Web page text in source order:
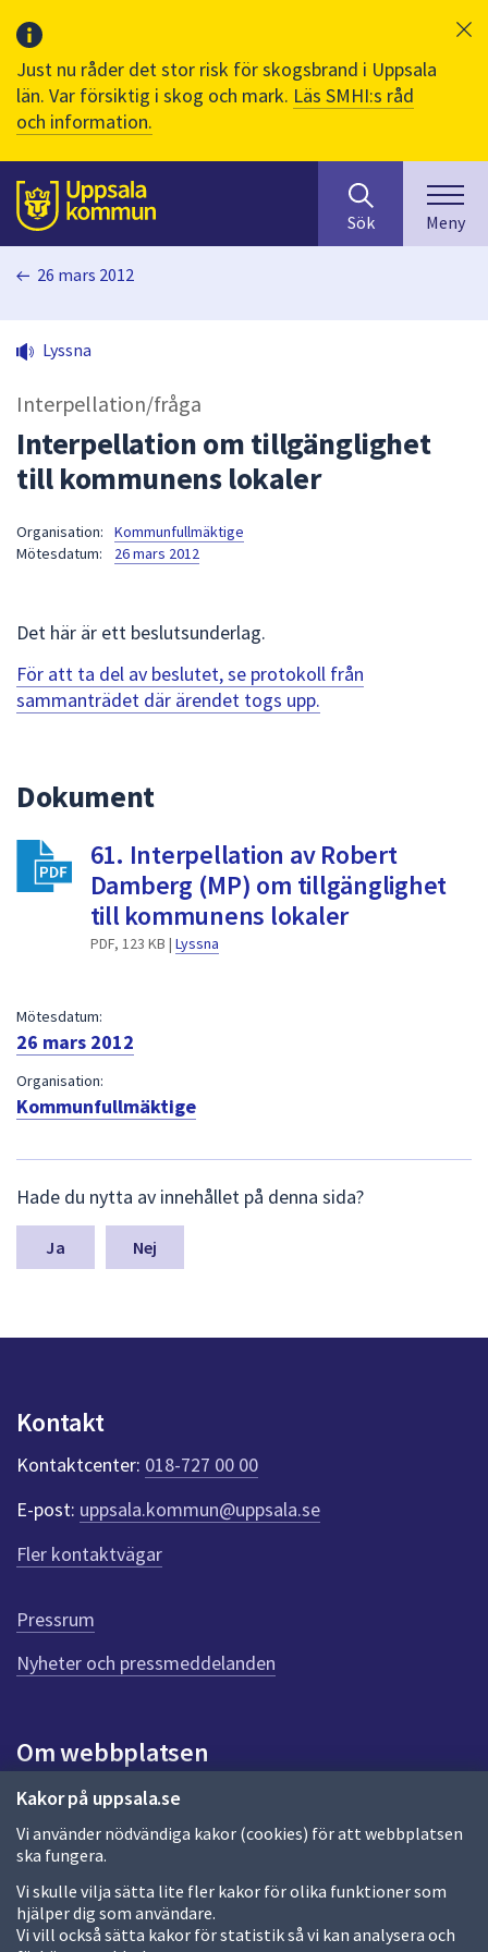
Just nu råder det stor risk för skogsbrand i Uppsala
län. Var försiktig i skog och mark. Läs SMHI:s råd
och information.
Till sidans
huvudinnehåll
efter
innehåll
på
sökfältet
kommer
sökförslag
för
att
navigera
för
att
välja
något
Sök Meny
Kakor på uppsala.se
Vi använder nödvändiga kakor (cookies) för att webbplatsen
ska fungera.
Vi skulle vilja sätta lite fler kakor för olika funktioner som
hjälper dig som användare.
Vi vill också sätta kakor för statistik så vi kan analysera och
26 mars 2012
Lyssna
Interpellation/fråga
Interpellation om tillgänglighet
till kommunens lokaler
Organisation:
Kommunfullmäktige
Mötesdatum:
26 mars 2012
Det här är ett beslutsunderlag.
För att ta del av beslutet, se protokoll från
sammanträdet där ärendet togs upp.
Dokument
61. Interpellation av Robert
Damberg (MP) om tillgänglighet
till kommunens lokaler
PDF, 123 KB | Lyssna
Mötesdatum:
26 mars 2012
Organisation:
Kommunfullmäktige
ä
m
a
n
k
t
e
r
f
ö
r
e
n
n
a
d
a
Hade du nytta av innehållet på denna sida?
Nej
Kontakt
Kontaktcenter: 018-727 00 00
E-post: uppsala.kommun@uppsala.se
Fler kontaktvägar
Pressrum
Nyheter och pressmeddelanden
Om webbplatsen
Om webbplatsen
Allmänna handlingar och diarium
Behandling av personuppgifter
Kakor